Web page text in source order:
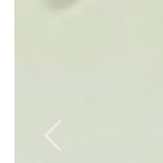
Previous